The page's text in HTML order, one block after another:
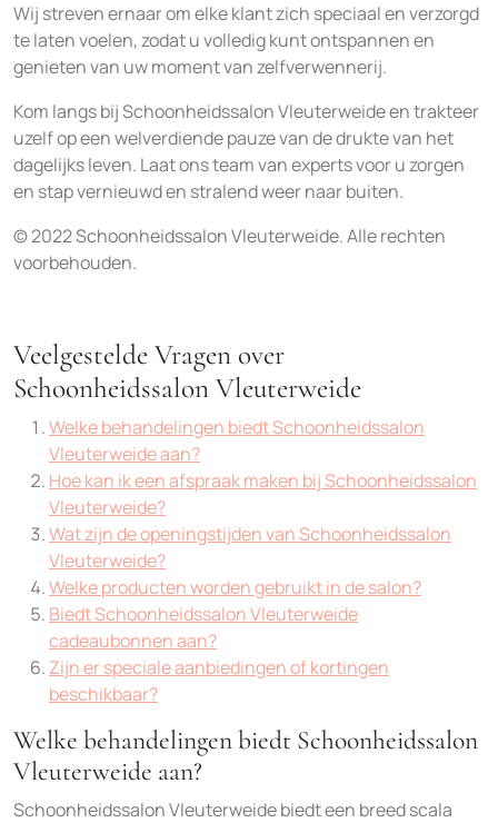
Wij streven ernaar om elke klant zich speciaal en verzorgd
te laten voelen, zodat u volledig kunt ontspannen en
genieten van uw moment van zelfverwennerij.
Kom langs bij Schoonheidssalon Vleuterweide en trakteer
uzelf op een welverdiende pauze van de drukte van het
dagelijks leven. Laat ons team van experts voor u zorgen
en stap vernieuwd en stralend weer naar buiten.
© 2022 Schoonheidssalon Vleuterweide. Alle rechten
voorbehouden.
Veelgestelde Vragen over
Schoonheidssalon Vleuterweide
Welke behandelingen biedt Schoonheidssalon
Vleuterweide aan?
Hoe kan ik een afspraak maken bij Schoonheidssalon
Vleuterweide?
Wat zijn de openingstijden van Schoonheidssalon
Vleuterweide?
Welke producten worden gebruikt in de salon?
Biedt Schoonheidssalon Vleuterweide
cadeaubonnen aan?
Zijn er speciale aanbiedingen of kortingen
beschikbaar?
Welke behandelingen biedt Schoonheidssalon
Vleuterweide aan?
Schoonheidssalon Vleuterweide biedt een breed scala